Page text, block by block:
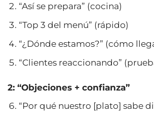
“Así se prepara” (cocina)
“Top 3 del menú” (rápido)
“¿Dónde estamos?” (cómo
“Clientes reaccionando”
2: “Objeciones + confianza”
“Por qué nuestro [plato] sabe